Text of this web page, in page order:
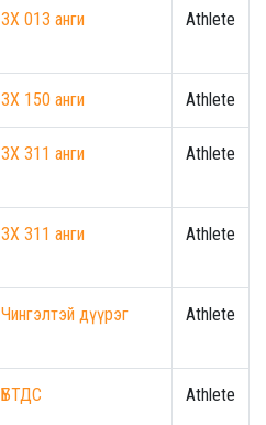
ЗХ 013 анги Athlete
ЗХ 150 анги Athlete
ЗХ 311 анги Athlete
ЗХ 311 анги Athlete
Чингэлтэй дүүрэг Athlete
ҮБТДС Athlete